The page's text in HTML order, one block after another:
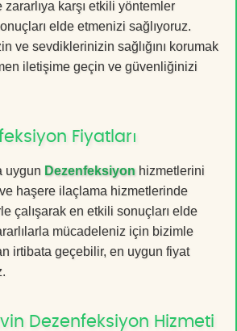
karşı etkili yöntemler
elde etmenizi sağlıyoruz.
ve sevdiklerinizin sağlığını korumak
iletişime geçin ve güvenliğinizi
Fiyatları
uygun Dezenfeksiyon hizmetlerini
haşere ilaçlama hizmetlerinde
çalışarak en etkili sonuçları elde
mücadeleniz için bizimle
irtibata geçebilir, en uygun fiyat
Dezenfeksiyon Hizmeti